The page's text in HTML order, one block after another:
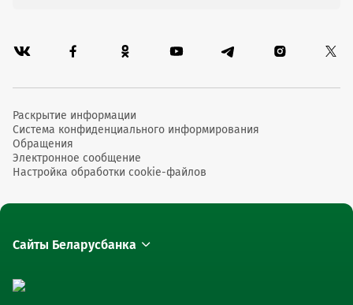
Раскрытие информации
Система конфиденциального информирования
Обращения
Электронное сообщение
Настройка обработки cookie-файлов
Сайты Беларусбанка